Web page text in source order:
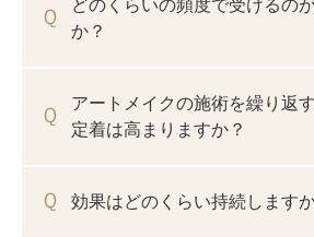
どのくらいの頻度で受けるの
か？
アートメイクの施術を繰り返
定着は高まりますか？
効果はどのくらい持続します